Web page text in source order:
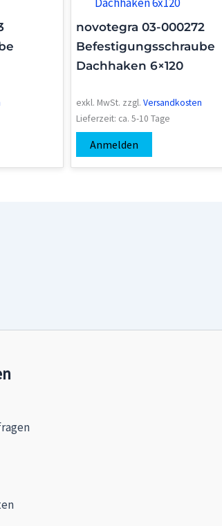
novotegra 03-000272
Befestigungsschraube
Dachhaken 6×120
exkl. MwSt. zzgl. Versandkosten
Lieferzeit: ca. 5-10 Tage
Anmelden